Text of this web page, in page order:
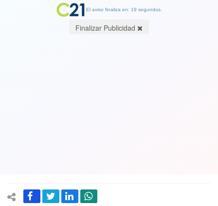
El aviso finaliza en: 18 segundos.
Finalizar Publicidad